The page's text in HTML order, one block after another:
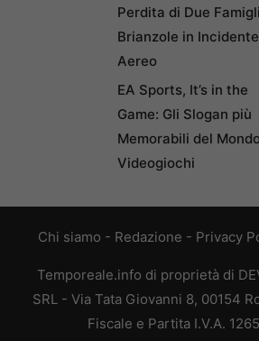
Perdita di Due
Brianzole in Incidente
Aereo
EA Sports, It’s in the
Game: Gli Slogan più
Memorabili del
Videogiochi
Chi siamo - Redazione - Privacy
Temporeale.info di proprietà di
SRL - Via Tata Giovanni 8, 00154
Fiscale e Partita I.V.A.